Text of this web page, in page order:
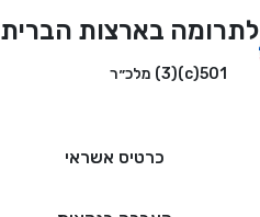
לתרומה בארצות הברית
501(c)(3) מלכ״ר
כרטיס אשראי